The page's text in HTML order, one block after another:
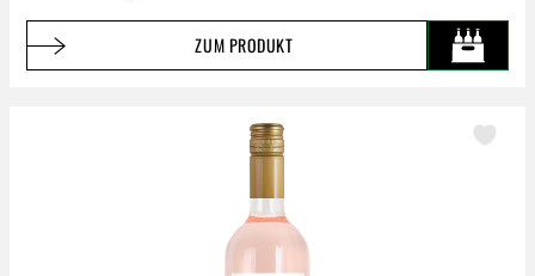
ZUM PRODUKT